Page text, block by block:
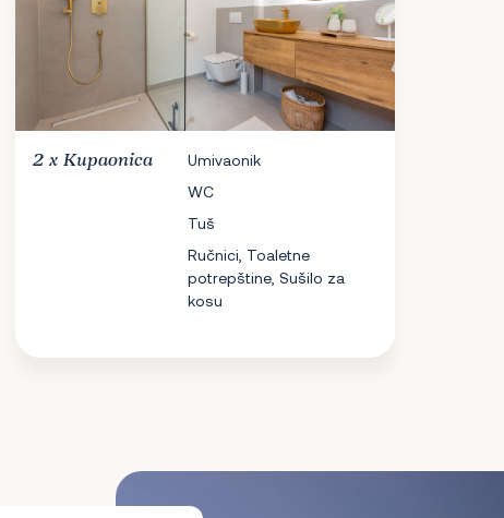
2 x Kupaonica
Umivaonik
WC
Tuš
Ručnici, Toaletne
potrepštine, Sušilo za
kosu